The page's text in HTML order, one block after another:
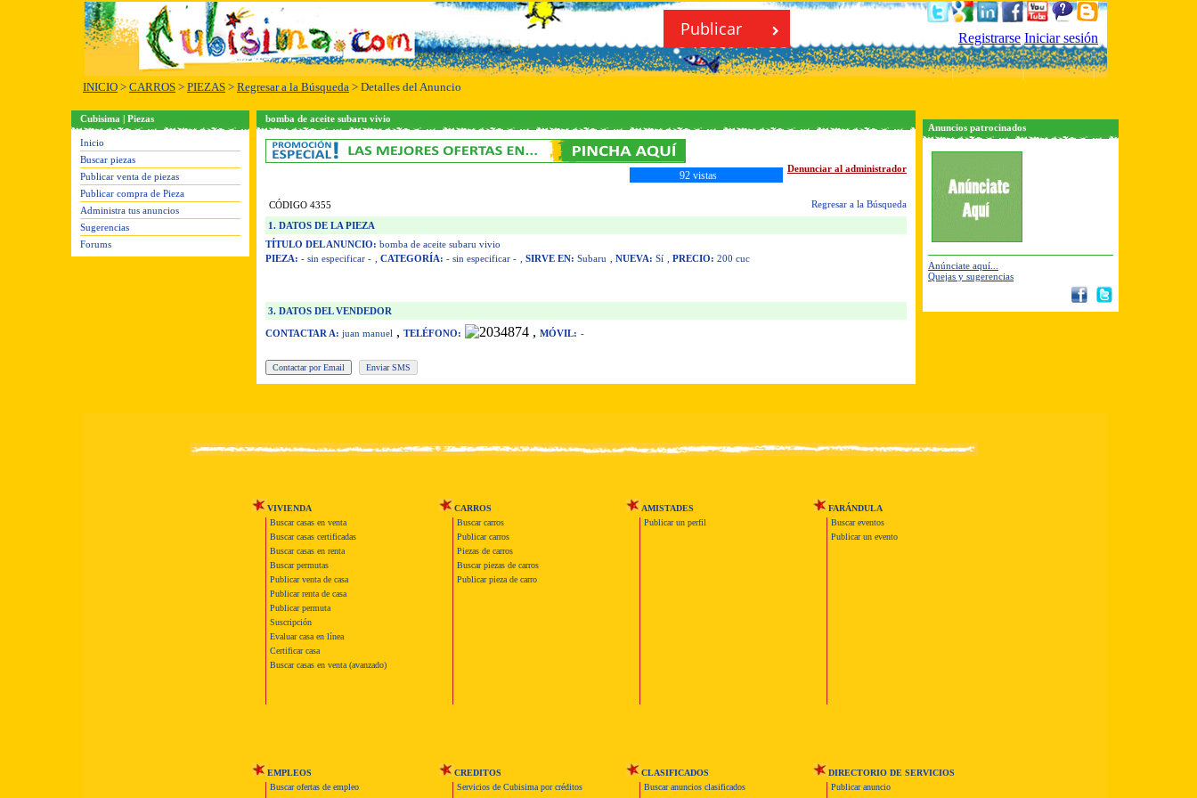
Publicar Registrarse Iniciar sesión
INICIO > CARROS > PIEZAS > Regresar a la Búsqueda > Detalles del Anuncio
Cubisima | Piezas
Inicio
Buscar piezas
Publicar venta de piezas
Publicar compra de Pieza
Administra tus anuncios
Sugerencias
Forums
bomba de aceite subaru vivio
Denunciar al administrador
92 vistas
CÓDIGO 4355
Regresar a la Búsqueda
1. DATOS DE LA PIEZA
TÍTULO DEL ANUNCIO: bomba de aceite subaru vivio
PIEZA: - sin especificar - CATEGORÍA: - sin especificar - SIRVE EN: Subaru NUEVA: Sí PRECIO: 200 cuc
3. DATOS DEL VENDEDOR
CONTACTAR A: juan manuel , TELÉFONO: , MÓVIL: -
Anuncios patrocinados
Anúnciate aquí...
Quejas y sugerencias
VIVIENDA
Buscar casas en venta
Buscar casas certificadas
Buscar casas en renta
Buscar permutas
Publicar venta de casa
Publicar renta de casa
Publicar permuta
Suscripción
Evaluar casa en línea
Certificar casa
Buscar casas en venta (avanzado)
CARROS
Buscar carros
Publicar carros
Piezas de carros
Buscar piezas de carros
Publicar pieza de carro
AMISTADES
Publicar un perfil
FARÁNDULA
Buscar eventos
Publicar un evento
EMPLEOS
Buscar ofertas de empleo
CREDITOS
Servicios de Cubisima por créditos
CLASIFICADOS
Buscar anuncios clasificados
DIRECTORIO DE SERVICIOS
Publicar anuncio